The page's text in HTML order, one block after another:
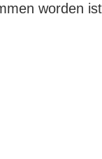
worden